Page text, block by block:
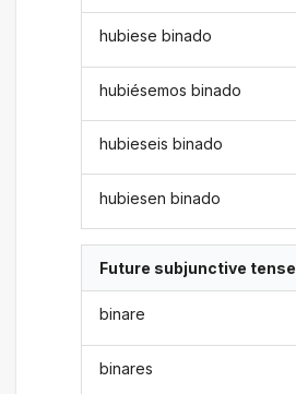
hubiese binado
hubiésemos binado
hubieseis binado
hubiesen binado
Future subjunctive tense
binare
binares